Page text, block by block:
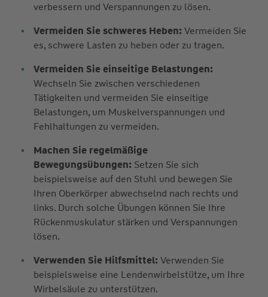
verbessern und Verspannungen zu lösen.
Vermeiden Sie schweres Heben: Vermeiden Sie
es, schwere Lasten zu heben oder zu tragen.
Vermeiden Sie einseitige Belastungen:
Wechseln Sie zwischen verschiedenen
Tätigkeiten und vermeiden Sie einseitige
Belastungen, um Muskelverspannungen und
Fehlhaltungen zu vermeiden.
Machen Sie regelmäßige
Bewegungsübungen: Setzen Sie sich
beispielsweise auf den Stuhl und bewegen Sie
Ihren Oberkörper abwechselnd nach rechts und
links. Durch solche Übungen können Sie Ihre
Rückenmuskulatur stärken und Verspannungen
lösen.
Verwenden Sie Hilfsmittel: Verwenden Sie
beispielsweise eine Lendenwirbelstütze, um Ihre
Wirbelsäule zu unterstützen.